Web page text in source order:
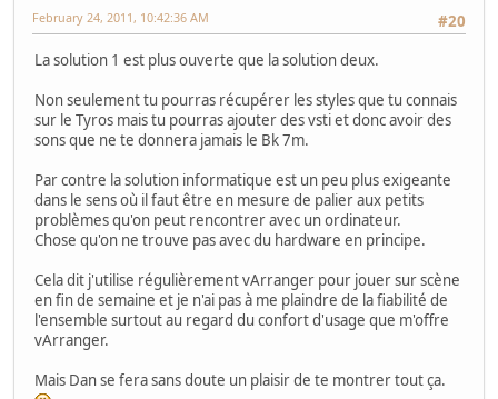
#20
February 24, 2011, 10:42:36 AM
La solution 1 est plus ouverte que la solution deux.
Non seulement tu pourras récupérer les styles que tu connais
sur le Tyros mais tu pourras ajouter des vsti et donc avoir des
sons que ne te donnera jamais le Bk 7m.
Par contre la solution informatique est un peu plus exigeante
dans le sens où il faut être en mesure de palier aux petits
problèmes qu'on peut rencontrer avec un ordinateur.
Chose qu'on ne trouve pas avec du hardware en principe.
Cela dit j'utilise régulièrement vArranger pour jouer sur scène
en fin de semaine et je n'ai pas à me plaindre de la fiabilité de
l'ensemble surtout au regard du confort d'usage que m'offre
vArranger.
Mais Dan se fera sans doute un plaisir de te montrer tout ça.